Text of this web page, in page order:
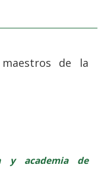
de la
y academia de